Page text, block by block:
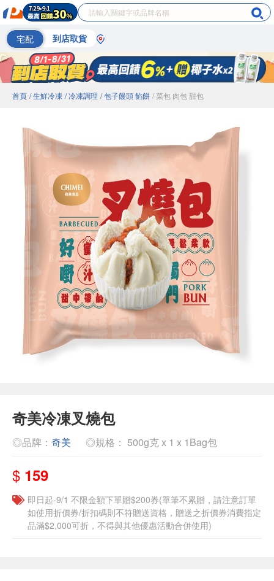
宅配 到店取貨
首頁 / 生鮮冷凍 / 冷凍調理 / 包子饅頭 餡餅 / 菜包 肉包 甜包
奇美冷凍叉燒包
◎品牌： 奇美 ◎規格： 500g克 x 1 x 1Bag包
$ 159
即日起-9/1 不限金額下單贈$200券(單筆不累贈，請注意訂單
如使用折價券/折扣碼則不符贈送資格，贈送之折價券消費指定
品滿$2,000可折，不得與其他優惠活動合併使用)